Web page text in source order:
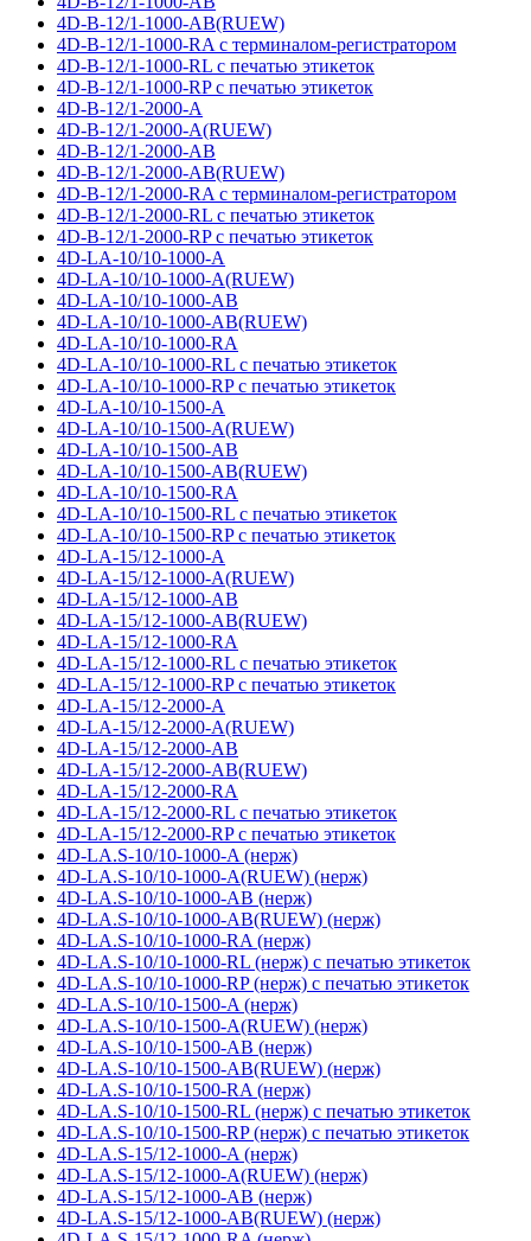
4D-B-12/1-1000-AB(RUEW)
4D-B-12/1-1000-RA с терминалом-регистратором
4D-B-12/1-1000-RL с печатью этикеток
4D-B-12/1-1000-RP с печатью этикеток
4D-B-12/1-2000-A
4D-B-12/1-2000-A(RUEW)
4D-B-12/1-2000-AB
4D-B-12/1-2000-AB(RUEW)
4D-B-12/1-2000-RA с терминалом-регистратором
4D-B-12/1-2000-RL с печатью этикеток
4D-B-12/1-2000-RP с печатью этикеток
4D-LA-10/10-1000-A
4D-LA-10/10-1000-A(RUEW)
4D-LA-10/10-1000-AB
4D-LA-10/10-1000-AB(RUEW)
4D-LA-10/10-1000-RA
4D-LA-10/10-1000-RL с печатью этикеток
4D-LA-10/10-1000-RP с печатью этикеток
4D-LA-10/10-1500-A
4D-LA-10/10-1500-A(RUEW)
4D-LA-10/10-1500-AB
4D-LA-10/10-1500-AB(RUEW)
4D-LA-10/10-1500-RA
4D-LA-10/10-1500-RL с печатью этикеток
4D-LA-10/10-1500-RP с печатью этикеток
4D-LA-15/12-1000-A
4D-LA-15/12-1000-A(RUEW)
4D-LA-15/12-1000-AB
4D-LA-15/12-1000-AB(RUEW)
4D-LA-15/12-1000-RA
4D-LA-15/12-1000-RL с печатью этикеток
4D-LA-15/12-1000-RP с печатью этикеток
4D-LA-15/12-2000-A
4D-LA-15/12-2000-A(RUEW)
4D-LA-15/12-2000-AB
4D-LA-15/12-2000-AB(RUEW)
4D-LA-15/12-2000-RA
4D-LA-15/12-2000-RL с печатью этикеток
4D-LA-15/12-2000-RP с печатью этикеток
4D-LA.S-10/10-1000-A (нерж)
4D-LA.S-10/10-1000-A(RUEW) (нерж)
4D-LA.S-10/10-1000-AB (нерж)
4D-LA.S-10/10-1000-AB(RUEW) (нерж)
4D-LA.S-10/10-1000-RA (нерж)
4D-LA.S-10/10-1000-RL (нерж) с печатью этикеток
4D-LA.S-10/10-1000-RP (нерж) с печатью этикеток
4D-LA.S-10/10-1500-A (нерж)
4D-LA.S-10/10-1500-A(RUEW) (нерж)
4D-LA.S-10/10-1500-AB (нерж)
4D-LA.S-10/10-1500-AB(RUEW) (нерж)
4D-LA.S-10/10-1500-RA (нерж)
4D-LA.S-10/10-1500-RL (нерж) с печатью этикеток
4D-LA.S-10/10-1500-RP (нерж) с печатью этикеток
4D-LA.S-15/12-1000-A (нерж)
4D-LA.S-15/12-1000-A(RUEW) (нерж)
4D-LA.S-15/12-1000-AB (нерж)
4D-LA.S-15/12-1000-AB(RUEW) (нерж)